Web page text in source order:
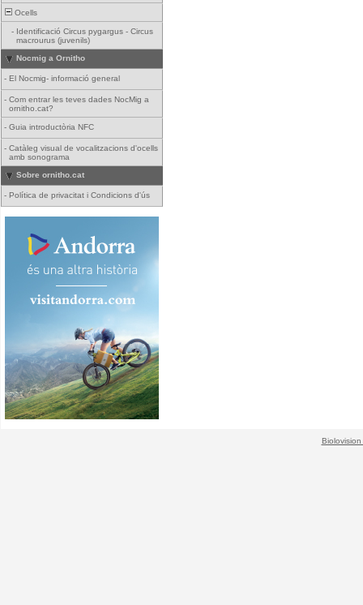
Ocells
- Identificació Circus pygargus - Circus
macrourus (juvenils)
Nocmig a Ornitho
- El Nocmig- informació general
- Com entrar les teves dades NocMig a
ornitho.cat?
- Guia introductòria NFC
- Catàleg visual de vocalitzacions d'ocells
amb sonograma
Sobre ornitho.cat
- Política de privacitat i Condicions d'ús
Biolovision